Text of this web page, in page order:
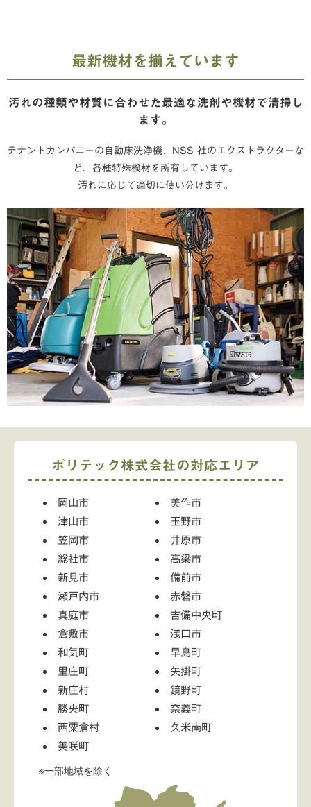
最新機材を揃えています
汚れの種類や材質に合わせた最適な洗剤や機材で清掃し
ます。
テナントカンパニーの自動床洗浄機、NSS 社のエクストラクターな
ど、各種特殊機材を所有しています。
汚れに応じて適切に使い分けます。
ポリテック株式会社の対応エリア
岡山市
美作市
津山市
玉野市
笠岡市
井原市
総社市
高梁市
新見市
備前市
瀬戸内市
赤磐市
真庭市
吉備中央町
倉敷市
浅口市
和気町
早島町
里庄町
矢掛町
新庄村
鏡野町
勝央町
奈義町
西粟倉村
久米南町
美咲町
※一部地域を除く